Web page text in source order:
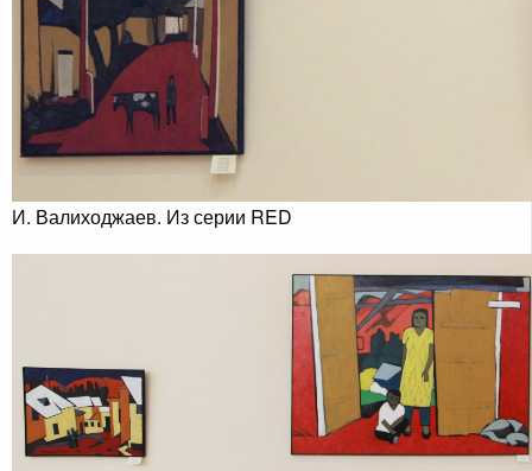
И. Валиходжаев. Из серии RED